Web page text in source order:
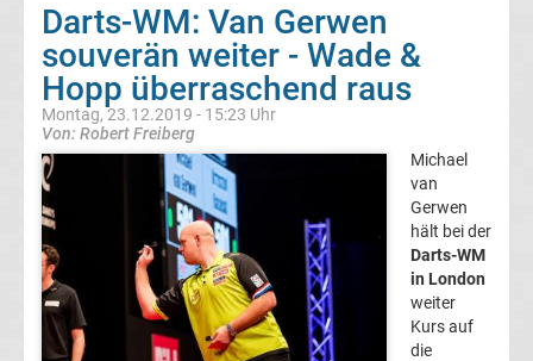
Bundesliga
Tabelle
Bundesliga
Ergebnisse
2.
Liga
Darts-WM: Van Gerwen
souverän weiter - Wade &
Hopp überraschend raus
Montag, 23.12.2019 - 15:23 Uhr
Von: Robert Freiberg
Michael
van
Gerwen
hält bei der
Darts-WM
in London
weiter
Kurs auf
die